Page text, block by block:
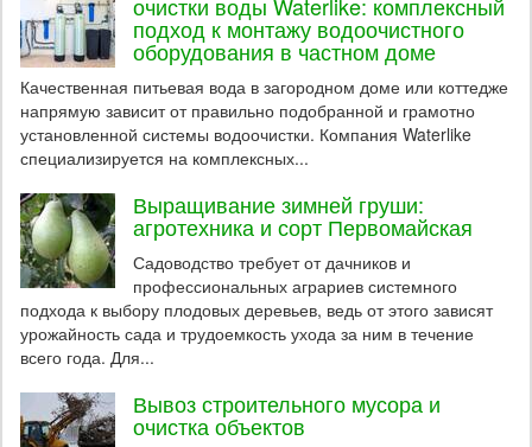
подход к монтажу водоочистного
оборудования в частном доме
Качественная питьевая вода в загородном доме или коттедже
напрямую зависит от правильно подобранной и грамотно
установленной системы водоочистки. Компания Waterlike
специализируется на комплексных...
Выращивание зимней груши:
агротехника и сорт Первомайская
Садоводство требует от дачников и
профессиональных аграриев системного
подхода к выбору плодовых деревьев, ведь от этого зависят
урожайность сада и трудоемкость ухода за ним в течение
всего года. Для...
Вывоз строительного мусора и
очистка объектов